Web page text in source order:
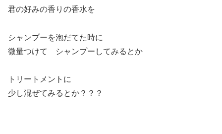
君の好みの香りの香水を
シャンプーを泡だてた時に
微量つけて シャンプーしてみるとか
トリートメントに
少し混ぜてみるとか？？？